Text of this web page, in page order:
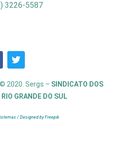
3226-5587
2020. Sergs – SINDICATO DOS
RIO GRANDE DO SUL
/ Designed by Freepik